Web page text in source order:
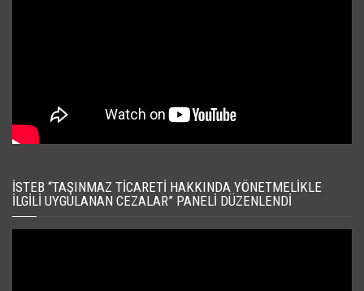
İSTEB “TAŞINMAZ TICARETI HAKKINDA YÖNETMELIKLE
İLGILI UYGULANAN CEZALAR” PANELI DÜZENLENDI